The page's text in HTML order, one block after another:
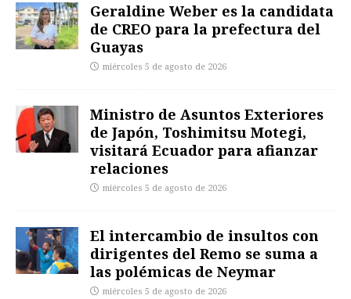
Geraldine Weber es la candidata
de CREO para la prefectura del
Guayas
miércoles 5 de agosto de 2026
Ministro de Asuntos Exteriores
de Japón, Toshimitsu Motegi,
visitará Ecuador para afianzar
relaciones
miércoles 5 de agosto de 2026
El intercambio de insultos con
dirigentes del Remo se suma a
las polémicas de Neymar
miércoles 5 de agosto de 2026